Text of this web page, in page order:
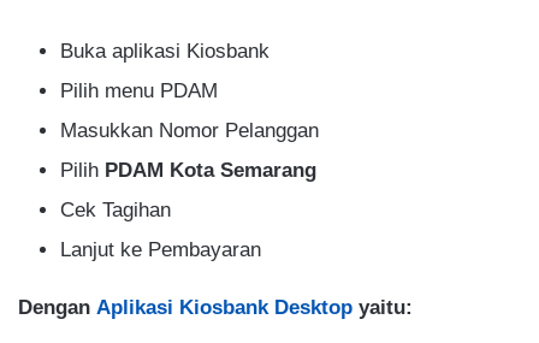
Buka aplikasi Kiosbank
Pilih menu PDAM
Masukkan Nomor Pelanggan
Pilih PDAM Kota Semarang
Cek Tagihan
Lanjut ke Pembayaran
Dengan Aplikasi Kiosbank Desktop yaitu: